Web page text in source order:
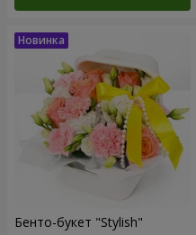
Бенто-букет "Stylish"